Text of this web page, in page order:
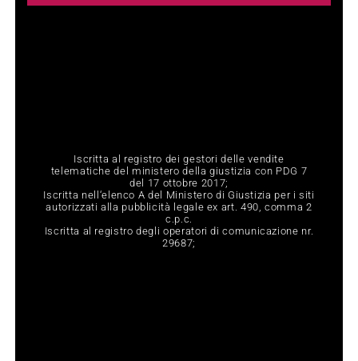
Iscritta al registro dei gestori delle vendite
telematiche del ministero della giustizia con PDG 7
del 17 ottobre 2017;
Iscritta nell‘elenco A del Ministero di Giustizia per i siti
autorizzati alla pubblicità legale ex art. 490, comma 2
c.p.c.
Iscritta al registro degli operatori di comunicazione nr.
29687;